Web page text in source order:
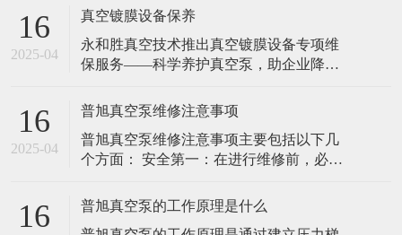
- **油质检查**：定期检查油的颜色和清洁
### 2. **更换真空泵油**
16
2025-04
真空镀膜设备保养
​永和胜真空技术推出真空镀膜设备专项维
保服务——科学养护真空泵，助企业降本
空镀膜技术在高精密制造、光学镀膜、耐
磨涂层等领域的广泛应用，设备核心部件
真空泵的稳定运行成为企业关注的重点。
永和胜真空技术有限责任公司凭借20年行
16
2025-04
普旭真空泵维修注意事项
普旭真空泵维修注意事项‌主要包括以下几
个方面： ‌安全第一‌：在进行维修前，必须
压力已经降至安全范围。在维修过程中，
穿戴好防护用具，避免发生意外伤害。 ‌细
16
普旭真空泵的工作原理是什么